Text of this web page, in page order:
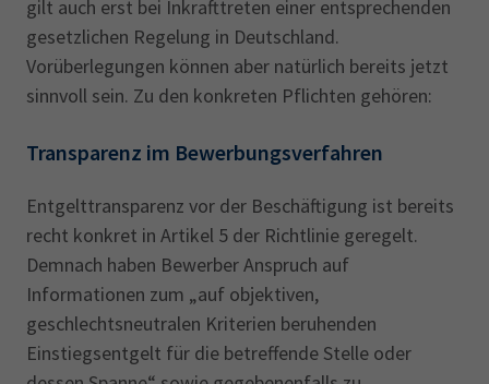
gilt auch erst bei Inkrafttreten einer entsprechenden
gesetzlichen Regelung in Deutschland.
Vorüberlegungen können aber natürlich bereits jetzt
sinnvoll sein. Zu den konkreten Pflichten gehören:
Transparenz im Bewerbungsverfahren
Entgelttransparenz vor der Beschäftigung ist bereits
recht konkret in Artikel 5 der Richtlinie geregelt.
Demnach haben Bewerber Anspruch auf
Informationen zum „auf objektiven,
geschlechtsneutralen Kriterien beruhenden
Einstiegsentgelt für die betreffende Stelle oder